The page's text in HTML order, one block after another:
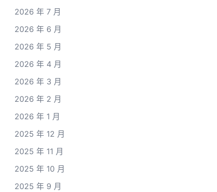
2026 年 7 月
2026 年 6 月
2026 年 5 月
2026 年 4 月
2026 年 3 月
2026 年 2 月
2026 年 1 月
2025 年 12 月
2025 年 11 月
2025 年 10 月
2025 年 9 月